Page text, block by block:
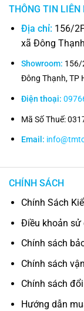
THÔNG TIN LIÊN
Địa chỉ: 156/
xã Đông
Showroom: 156/
Đông Thạnh, TP
Điện thoại:
Mã Số Thuế:
Email:
CHÍNH SÁCH
Chính Sách
Điều khoản sử
Chính sách
Chính sách
Chính sách
Hướng dẫn